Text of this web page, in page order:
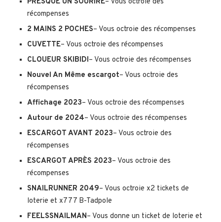
PRESQUE UN SOURIRE– Vous octroie des
récompenses
2 MAINS 2 POCHES– Vous octroie des récompenses
CUVETTE– Vous octroie des récompenses
CLOUEUR SKIBIDI– Vous octroie des récompenses
Nouvel An Même escargot– Vous octroie des
récompenses
Affichage 2023– Vous octroie des récompenses
Autour de 2024– Vous octroie des récompenses
ESCARGOT AVANT 2023– Vous octroie des
récompenses
ESCARGOT APRÈS 2023– Vous octroie des
récompenses
SNAILRUNNER 2049– Vous octroie x2 tickets de
loterie et x777 B-Tadpole
FEELSSNAILMAN– Vous donne un ticket de loterie et